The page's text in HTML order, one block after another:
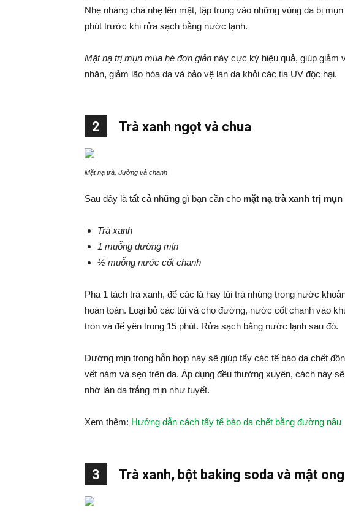
Nhẹ nhàng chà nhẹ lên mặt, tập trung vào những vùng da bị
phút trước khi rửa sạch bằng nước lạnh.
Mặt nạ trị mụn mùa hè đơn giản này cực kỳ hiệu quả, giúp giảm
nhăn, giảm lão hóa da và bảo vệ làn da khỏi các tia UV độc hại.
2 Trà xanh ngọt và chua
Mặt nạ trà, đường và chanh
Sau đây là tất cả những gì bạn cần cho mặt nạ trà xanh trị mụn
Trà xanh
1 muỗng đường mịn
½ muỗng nước cốt chanh
Pha 1 tách trà xanh, để các lá hay túi trà nhúng trong nước
hoàn toàn. Loại bỏ các túi và cho đường, nước cốt chanh vào
tròn và để yên trong 15 phút. Rửa sạch bằng nước lạnh sau đó.
Đường mịn trong hỗn hợp này sẽ giúp tẩy các tế bào da chết
vết nám và sẹo trên da. Áp dụng đều thường xuyên, cách này
nhờ làn da trắng mịn như tuyết.
Xem thêm: Hướng dẫn cách tẩy tế bào da chết bằng đường nâu
3 Trà xanh, bột baking soda và mật ong